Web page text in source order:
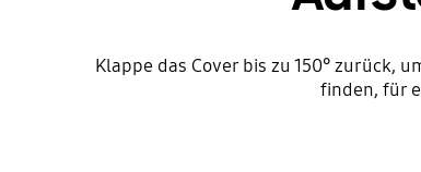
Klappe das Cover bis zu 150° zurück,
finden, für